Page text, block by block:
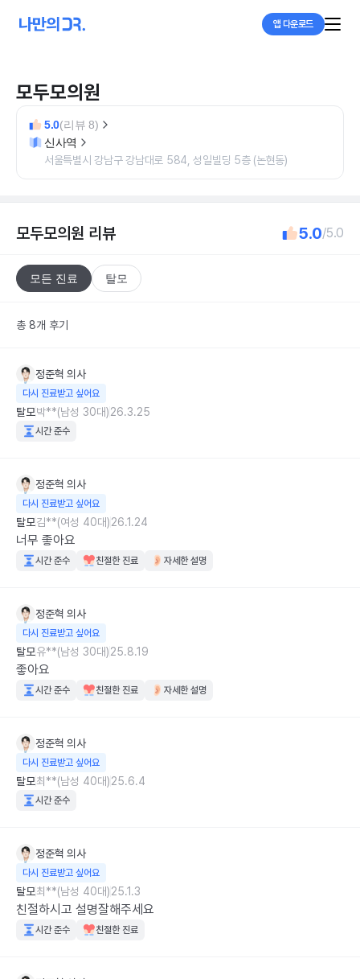
앱 다운로드
모두모의원
5.0(리뷰 8)
신사역
서울특별시 강남구 강남대로 584, 성일빌딩 5층 (논현동)
모두모의원 리뷰 5.0/5.0
모든 진료 탈모
총 8개 후기
정준혁 의사
다시 진료받고 싶어요
탈모박**(남성 30대)26.3.25
시간 준수
정준혁 의사
다시 진료받고 싶어요
탈모김**(여성 40대)26.1.24
너무 좋아요
시간 준수 친절한 진료 자세한 설명
정준혁 의사
다시 진료받고 싶어요
탈모유**(남성 30대)25.8.19
좋아요
시간 준수 친절한 진료 자세한 설명
정준혁 의사
다시 진료받고 싶어요
탈모최**(남성 40대)25.6.4
시간 준수
정준혁 의사
다시 진료받고 싶어요
탈모최**(남성 40대)25.1.3
친절하시고 설명잘해주세요
시간 준수 친절한 진료